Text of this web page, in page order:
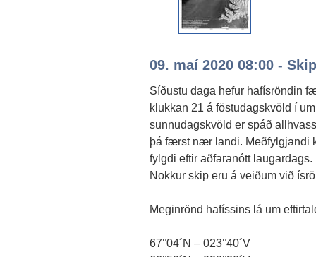
09. maí 2020 08:00 - Skip
Síðustu daga hefur hafísröndin
klukkan 21 á föstudagskvöld í
sunnudagskvöld er spáð
þá færst nær landi. Meðfylgjandi
fylgdi eftir aðfaranótt
Nokkur skip eru á veiðum við
Meginrönd hafíssins lá um
67°04´N – 023°40´V